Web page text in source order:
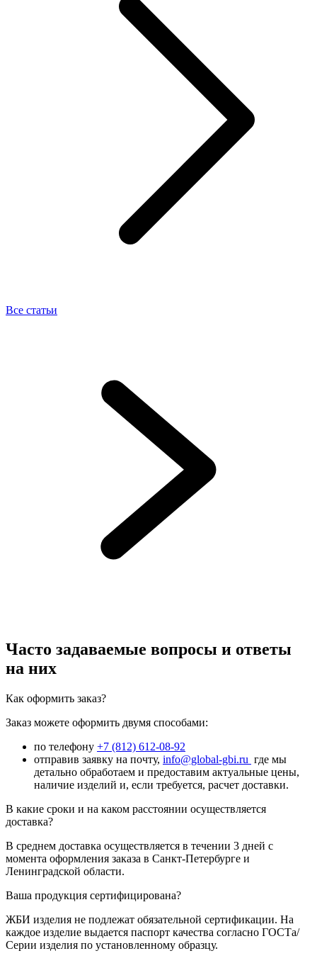
Все статьи
Часто задаваемые вопросы и ответы
на них
Как оформить заказ?
Заказ можете оформить двумя способами:
по телефону +7 (812) 612-08-92
отправив заявку на почту, info@global-gbi.ru где мы
детально обработаем и предоставим актуальные цены,
наличие изделий и, если требуется, расчет доставки.
В какие сроки и на каком расстоянии осуществляется
доставка?
В среднем доставка осуществляется в течении 3 дней с
момента оформления заказа в Санкт-Петербурге и
Ленинградской области.
Ваша продукция сертифицирована?
ЖБИ изделия не подлежат обязательной сертификации. На
каждое изделие выдается паспорт качества согласно ГОСТа/
Серии изделия по установленному образцу.